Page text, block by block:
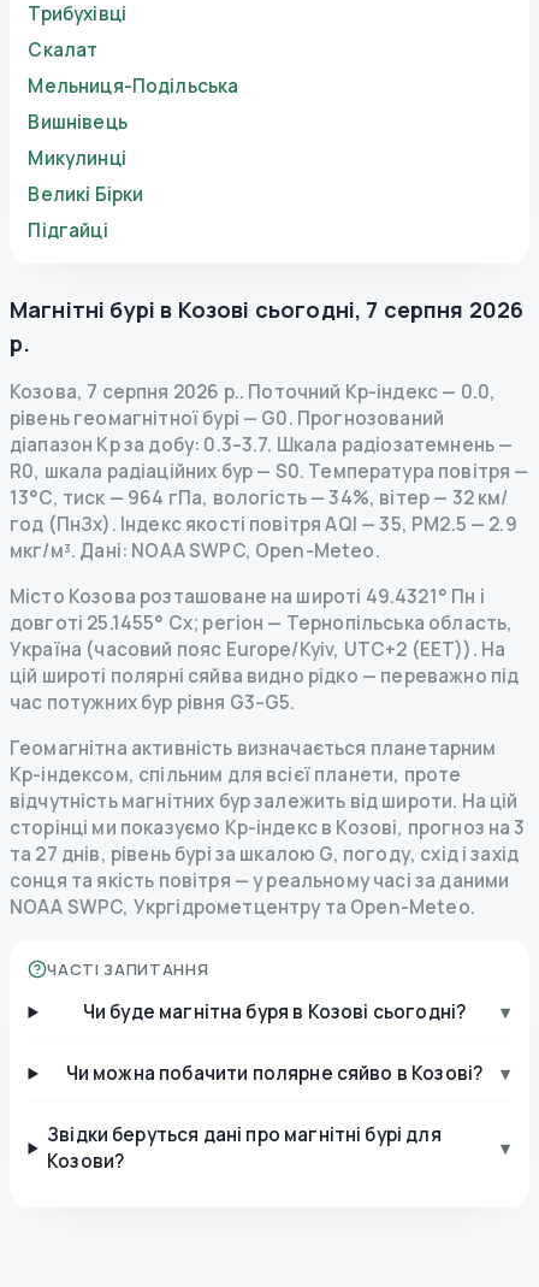
Трибухівці
Скалат
Мельниця-Подільська
Вишнівець
Микулинці
Великі Бірки
Підгайці
Магнітні бурі в Козові сьогодні, 7 серпня 2026
р.
Козова, 7 серпня 2026 р.. Поточний Kp-індекс— 0.0,
рівень геомагнітної бурі — G0. Прогнозований
діапазон Kp за добу: 0.3–3.7. Шкала радіозатемнень—
R0, шкала радіаційних бур— S0. Температура повітря —
13°C, тиск — 964 гПа, вологість — 34%, вітер — 32 км/
год (ПнЗх). Індекс якості повітря AQI — 35, PM2.5 — 2.9
мкг/м³. Дані: NOAA SWPC, Open-Meteo.
Місто Козова розташоване на широті 49.4321° Пн і
довготі 25.1455° Сх; регіон — Тернопільська область,
Україна (часовий пояс Europe/Kyiv, UTC+2 (EET)). На
цій широті полярні сяйва видно рідко — переважно під
час потужних бур рівня G3–G5.
Геомагнітна активність визначається планетарним
Kp-індексом, спільним для всієї планети, проте
відчутність магнітних бур залежить від широти. На цій
сторінці ми показуємо Kp-індекс в Козові, прогноз на 3
та 27 днів, рівень бурі за шкалою G, погоду, схід і захід
сонця та якість повітря — у реальному часі за даними
NOAA SWPC, Укргідрометцентру та Open-Meteo.
ЧАСТІ ЗАПИТАННЯ
Чи буде магнітна буря в Козові сьогодні? ▾
Чи можна побачити полярне сяйво в Козові? ▾
Звідки беруться дані про магнітні бурі для
Козови?
▾